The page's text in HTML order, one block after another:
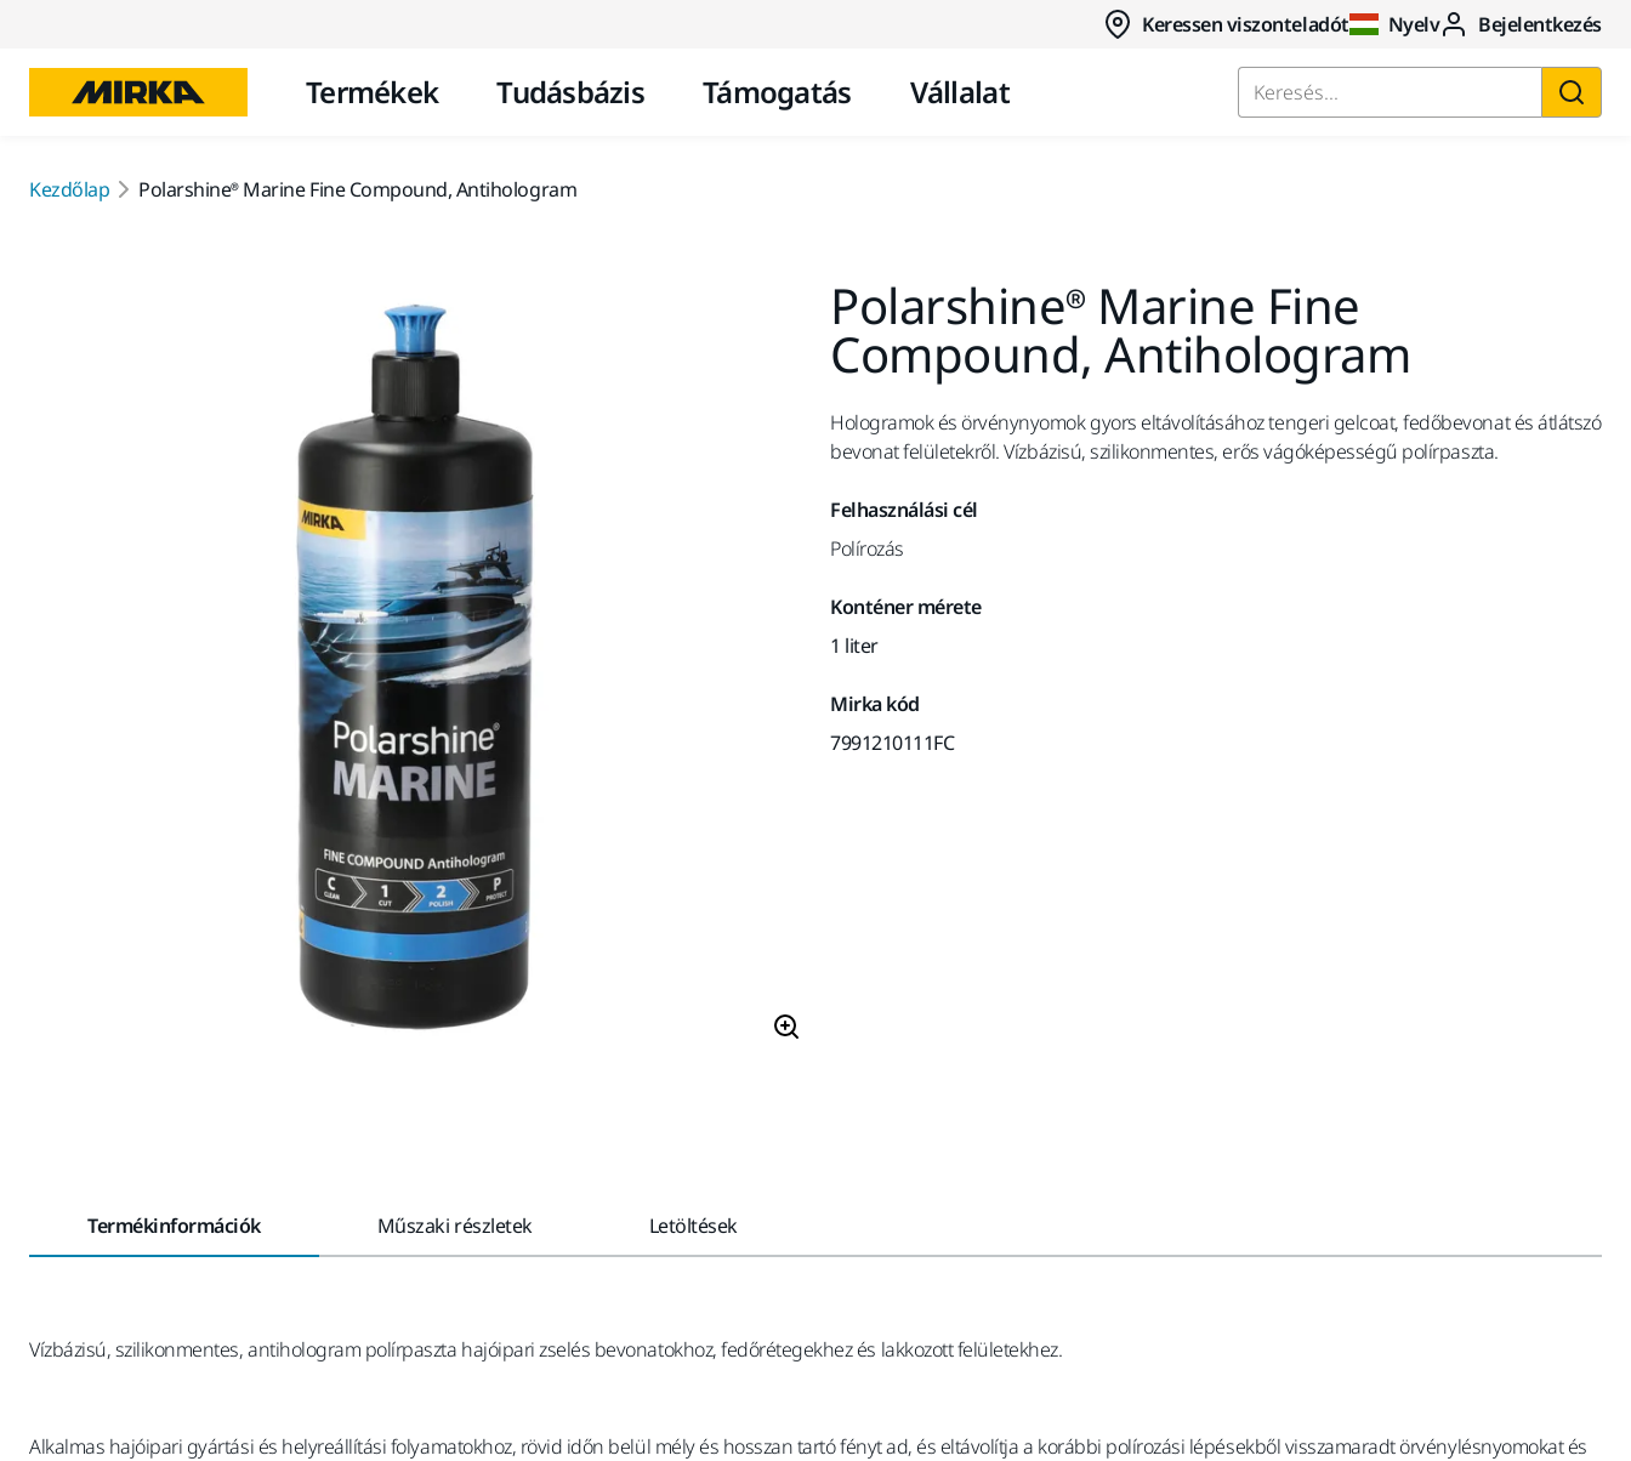
Keressen viszonteladót Nyelv Bejelentkezés
Termékek Tudásbázis Támogatás Vállalat Keresés...
Kezdőlap Polarshine® Marine Fine Compound, Antihologram
Polarshine® Marine Fine
Compound, Antihologram
Hologramok és örvénynyomok gyors eltávolításához tengeri gelcoat, fedőbevonat és átlátszó
bevonat felületekről. Vízbázisú, szilikonmentes, erős vágóképességű polírpaszta.
Felhasználási cél
Polírozás
Konténer mérete
1 liter
Mirka kód
7991210111FC
Termékinformációk Műszaki részletek Letöltések
Vízbázisú, szilikonmentes, antihologram polírpaszta hajóipari zselés bevonatokhoz, fedőrétegekhez és lakkozott felületekhez.
Alkalmas hajóipari gyártási és helyreállítási folyamatokhoz, rövid időn belül mély és hosszan tartó fényt ad, és eltávolítja a korábbi polírozási lépésekből visszamaradt örvénylésnyomokat és